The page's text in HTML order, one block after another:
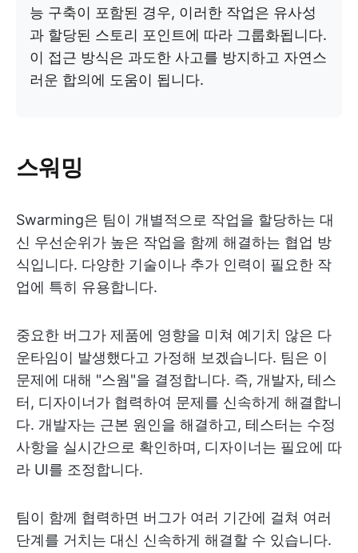
능 구축이 포함된 경우, 이러한 작업은 유사성
과 할당된 스토리 포인트에 따라 그룹화됩니다.
이 접근 방식은 과도한 사고를 방지하고 자연스
러운 합의에 도움이 됩니다.
스워밍
Swarming은 팀이 개별적으로 작업을 할당하는 대
신 우선순위가 높은 작업을 함께 해결하는 협업 방
식입니다. 다양한 기술이나 추가 인력이 필요한 작
업에 특히 유용합니다.
중요한 버그가 제품에 영향을 미쳐 예기치 않은 다
운타임이 발생했다고 가정해 보겠습니다. 팀은 이
문제에 대해 "스웜"을 결정합니다. 즉, 개발자, 테스
터, 디자이너가 협력하여 문제를 신속하게 해결합니
다. 개발자는 근본 원인을 해결하고, 테스터는 수정
사항을 실시간으로 확인하며, 디자이너는 필요에 따
라 UI를 조정합니다.
팀이 함께 협력하면 버그가 여러 기간에 걸쳐 여러
단계를 거치는 대신 신속하게 해결할 수 있습니다.